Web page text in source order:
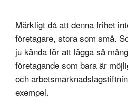
Märkligt då att denna frihet
företagare, stora som små.
ju kända för att lägga så
företagande som bara är
och
exempel.